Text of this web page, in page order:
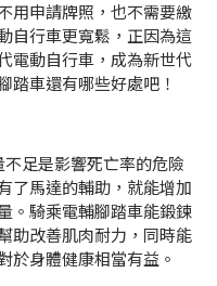
用申請牌照，也不需要繳
自行車更寬鬆，正因為這
電動自行車，成為新世代
踏車還有哪些好處吧！
足是影響死亡率的危險
了馬達的輔助，就能增加
。騎乘電輔腳踏車能鍛鍊
助改善肌肉耐力，同時能
於身體健康相當有益。